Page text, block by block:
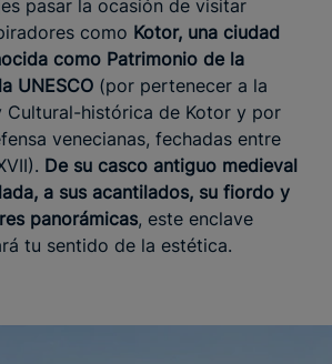
pasar la ocasión de visitar
como Kotor, una ciudad
como Patrimonio de la
UNESCO (por pertenecer a la
Cultural-histórica de Kotor y por
venecianas, fechadas entre
De su casco antiguo medieval
a sus acantilados, su fiordo y
panorámicas, este enclave
tu sentido de la estética.